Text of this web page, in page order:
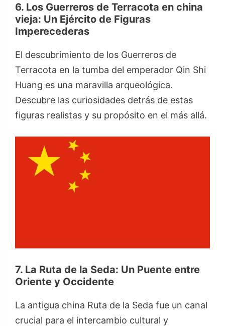
6. Los Guerreros de Terracota en china
vieja: Un Ejército de Figuras
Imperecederas
El descubrimiento de los Guerreros de
Terracota en la tumba del emperador Qin Shi
Huang es una maravilla arqueológica.
Descubre las curiosidades detrás de estas
figuras realistas y su propósito en el más allá.
7. La Ruta de la Seda: Un Puente entre
Oriente y Occidente
La antigua china Ruta de la Seda fue un canal
crucial para el intercambio cultural y